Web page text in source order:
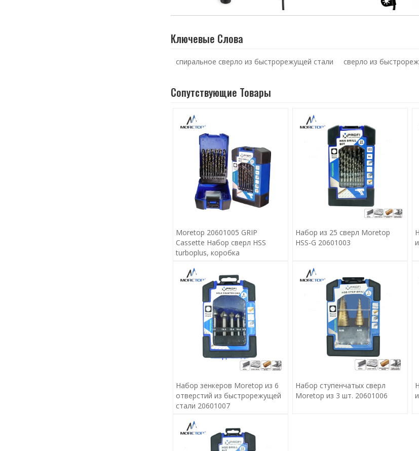
Ключевые Слова
спиральное сверло из быстрорежущей стали сверло из
Сопутствующие Товары
Moretop 20601005 GRIP
Cassette Набор сверл HSS
turboplus, коробка
Набор из 25 сверл Moretop
HSS-G 20601003
Набор зенкеров Moretop из 6
отверстий из быстрорежущей
стали 20601007
Набор ступенчатых сверл
Moretop из 3 шт. 20601006